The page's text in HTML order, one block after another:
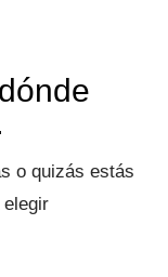
o quizás estás
elegir